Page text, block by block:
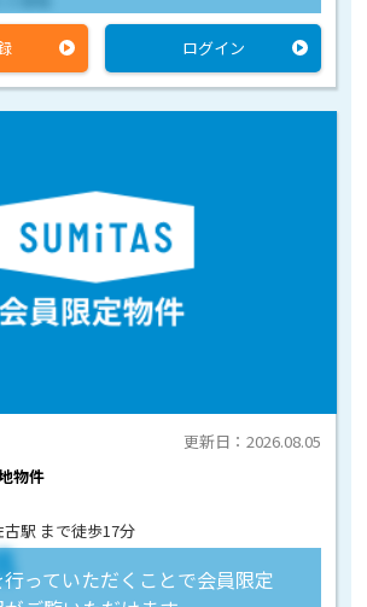
ログイン
物件
更新日：2026.08.05
駅 まで徒歩17分
っていただくことで会員限定